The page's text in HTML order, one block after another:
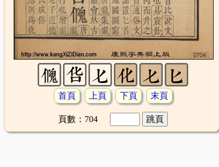
首頁 上頁 下頁 末頁
頁數：704